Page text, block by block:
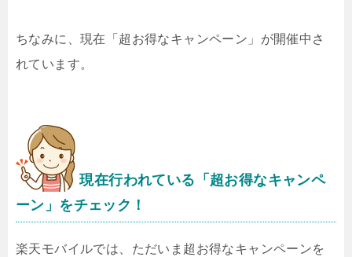
ちなみに、現在「超お得なキャンペーン」が開催中さ
れています。
現在行われている「超お得なキャンペ
ーン」をチェック！
楽天モバイルでは、ただいま超お得なキャンペーンを